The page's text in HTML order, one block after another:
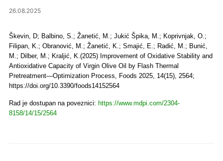
26.08.2025
Škevin, D; Balbino, S.; Žanetić, M.; Jukić Špika, M.; Koprivnjak, O.;
Filipan, K.; Obranović, M.; Žanetić, K.; Smajić, E.; Radić, M.; Bunić,
M.; Dilber, M.; Kraljić, K.(2025) Improvement of Oxidative Stability and
Antioxidative Capacity of Virgin Olive Oil by Flash Thermal
Pretreatment—Optimization Process, Foods 2025, 14(15), 2564;
https://doi.org/10.3390/foods14152564
Rad je dostupan na poveznici: https://www.mdpi.com/2304-
8158/14/15/2564